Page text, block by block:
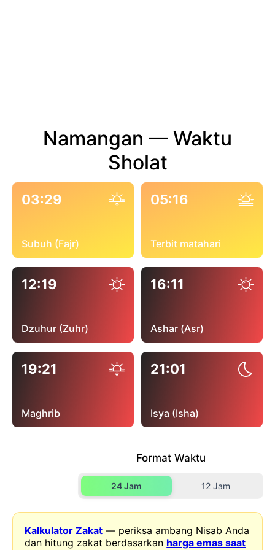
Namangan — Waktu
Sholat
03:29
Subuh (Fajr)
05:16
Terbit matahari
12:19
Dzuhur (Zuhr)
16:11
Ashar (Asr)
19:21
Maghrib
21:01
Isya (Isha)
Format Waktu
24 Jam 12 Jam
Kalkulator Zakat — periksa ambang Nisab Anda
dan hitung zakat berdasarkan harga emas saat